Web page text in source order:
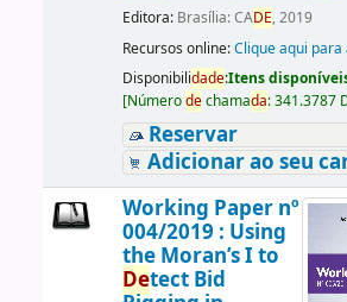
Editora: Brasília: CADE, 2019
Recursos online:Clique aqui
Disponibilidade:Itens
[Númerodechamada:341.3787
Reservar
Adicionar ao seu
Working Paper nº
004/2019 : Using
the Moran’s I to
Detect Bid